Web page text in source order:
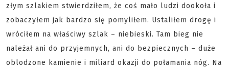
złym szlakiem stwierdziłem, że coś mało ludzi dookoła i
zobaczyłem jak bardzo się pomyliłem. Ustaliłem drogę i
wróciłem na właściwy szlak – niebieski. Tam bieg nie
należał ani do przyjemnych, ani do bezpiecznych – duże
oblodzone kamienie i miliard okazji do połamania nóg. Na